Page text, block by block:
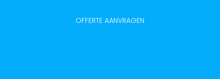
OFFERTE AANVRAGEN